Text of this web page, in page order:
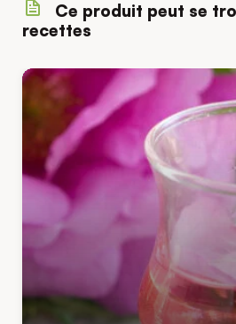
Ce produit peut se
recettes